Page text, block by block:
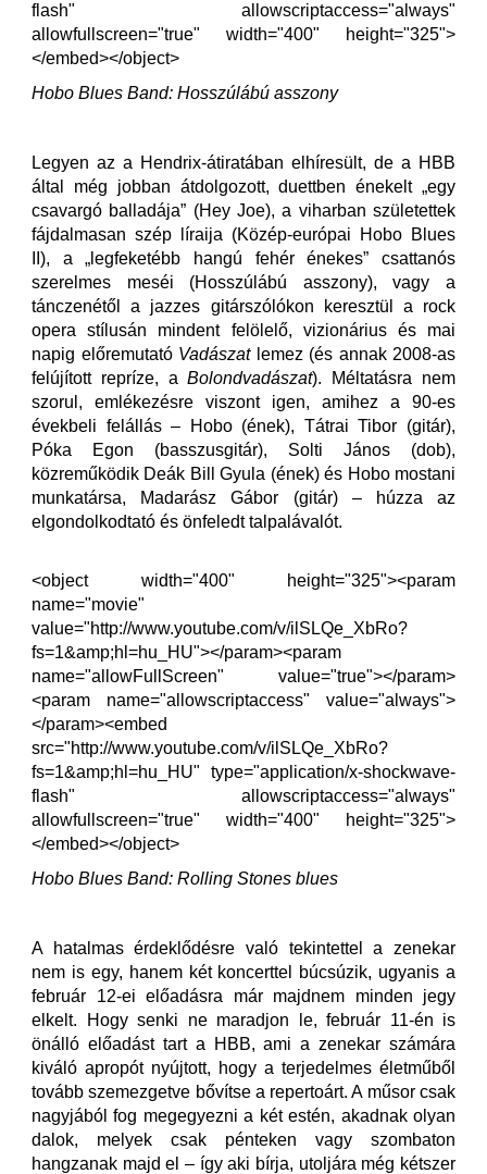
flash" allowscriptaccess="always"
allowfullscreen="true" width="400" height="325">
</embed></object>
Hobo Blues Band: Hosszúlábú asszony
Legyen az a Hendrix-átiratában elhíresült, de a HBB
által még jobban átdolgozott, duettben énekelt „egy
csavargó balladája” (Hey Joe), a viharban születettek
fájdalmasan szép líraija (Közép-európai Hobo Blues
II), a „legfeketébb hangú fehér énekes” csattanós
szerelmes meséi (Hosszúlábú asszony), vagy a
tánczenétől a jazzes gitárszólókon keresztül a rock
opera stílusán mindent felölelő, vizionárius és mai
napig előremutató Vadászatlemez (és annak 2008-as
felújított repríze, aBolondvadászat). Méltatásra nem
szorul, emlékezésre viszont igen, amihez a 90-es
évekbeli felállás – Hobo (ének), Tátrai Tibor (gitár),
Póka Egon (basszusgitár), Solti János (dob),
közreműködik Deák Bill Gyula (ének) és Hobo mostani
munkatársa, Madarász Gábor (gitár) – húzza az
elgondolkodtató és önfeledt talpalávalót.
<object width="400" height="325"><param
name="movie"
value="http://www.youtube.com/v/ilSLQe_XbRo?
fs=1&amp;hl=hu_HU"></param><param
name="allowFullScreen" value="true"></param>
<param name="allowscriptaccess" value="always">
</param><embed
src="http://www.youtube.com/v/ilSLQe_XbRo?
fs=1&amp;hl=hu_HU" type="application/x-shockwave-
flash" allowscriptaccess="always"
allowfullscreen="true" width="400" height="325">
</embed></object>
Hobo Blues Band: Rolling Stones blues
A hatalmas érdeklődésre való tekintettel a zenekar
nem is egy, hanem két koncerttel búcsúzik, ugyanis a
február 12-ei előadásra már majdnem minden jegy
elkelt. Hogy senki ne maradjon le, február 11-én is
önálló előadást tart a HBB, ami a zenekar számára
kiváló apropót nyújtott, hogy a terjedelmes életműből
tovább szemezgetve bővítse a repertoárt. A műsor csak
nagyjából fog megegyezni a két estén, akadnak olyan
dalok, melyek csak pénteken vagy szombaton
hangzanak majd el – így aki bírja, utoljára még kétszer